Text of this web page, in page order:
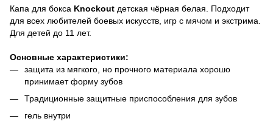
Капа для бокса Knockout детская чёрная белая. Подходит
для всех любителей боевых искусств, игр с мячом и экстрима.
Для детей до 11 лет.
Основные характеристики:
защита из мягкого, но прочного материала хорошо
принимает форму зубов
Традиционные защитные приспособления для зубов
гель внутри